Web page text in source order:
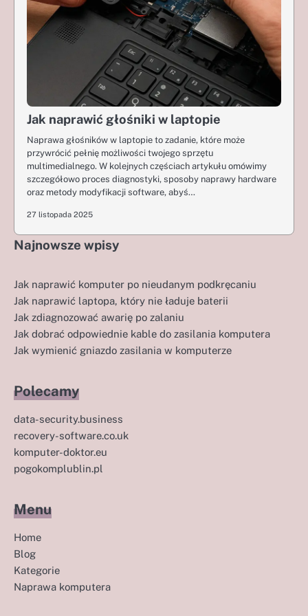
Jak naprawić głośniki w laptopie
Naprawa głośników w laptopie to zadanie, które może
przywrócić pełnię możliwości twojego sprzętu
multimedialnego. W kolejnych częściach artykułu omówimy
szczegółowo proces diagnostyki, sposoby naprawy hardware
oraz metody modyfikacji software, abyś…
27 listopada 2025
Najnowsze wpisy
Jak naprawić komputer po nieudanym podkręcaniu
Jak naprawić laptopa, który nie ładuje baterii
Jak zdiagnozować awarię po zalaniu
Jak dobrać odpowiednie kable do zasilania komputera
Jak wymienić gniazdo zasilania w komputerze
Polecamy
data-security.business
recovery-software.co.uk
komputer-doktor.eu
pogokomplublin.pl
Menu
Home
Blog
Kategorie
Naprawa komputera